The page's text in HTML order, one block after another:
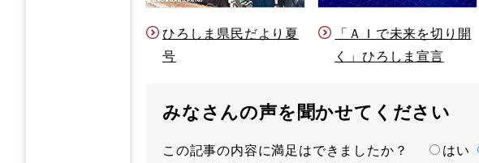
ひろしま県民だより夏
号
「ＡＩで未来を切り開
く」ひろしま宣言
みなさんの声を聞かせてください
満
この記事の内容に満足はできましたか？ はい